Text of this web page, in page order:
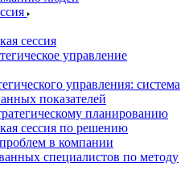
сессия
управление
управления: система
показателей
планированию
сессия по решению
в компании
специалистов по методу